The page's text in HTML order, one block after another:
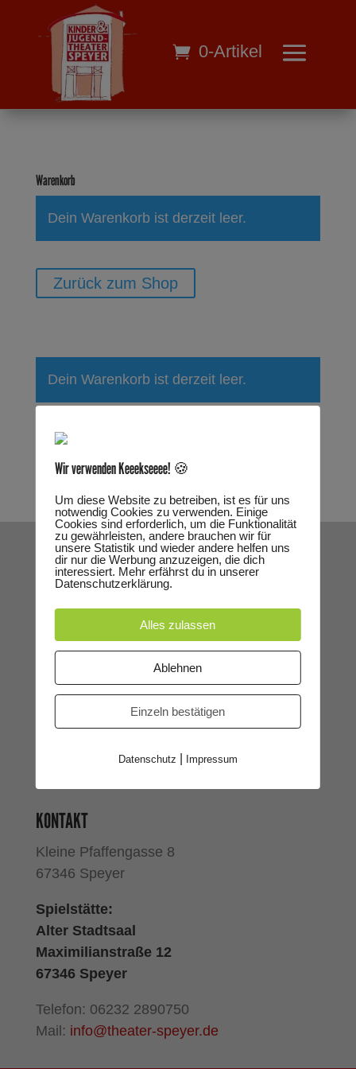
0-Artikel
Warenkorb
Dein Warenkorb ist derzeit leer.
Zurück zum Shop
Dein Warenkorb ist derzeit leer.
Zurück zum Shop
KINDER- UND JUGENDTHEATER SPEYER E. V.
Als freies Theater, ein fester Bestandteil der
kommunalen Stadtkultur Speyers, aber auch
Gast an vielen verschiedenen Spielorten im
ganzen Land.
ÖFFNUNGSZEITEN
KONTAKT
Kleine Pfaffengasse 8
67346 Speyer
Spielstätte:
Alter Stadtsaal
Maximilianstraße 12
67346 Speyer
Telefon: 06232 2890750
Mail: info@theater-speyer.de
Wir verwenden Keeekseeee! 🍪
Um diese Website zu betreiben, ist es für uns
notwendig Cookies zu verwenden. Einige
Cookies sind erforderlich, um die Funktionalität
zu gewährleisten, andere brauchen wir für
unsere Statistik und wieder andere helfen uns
dir nur die Werbung anzuzeigen, die dich
interessiert. Mehr erfährst du in unserer
Datenschutzerklärung.
Alles zulassen
Ablehnen
Einzeln bestätigen
Datenschutz Impressum